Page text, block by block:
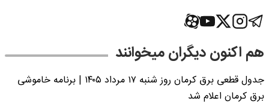
هم اکنون دیگران میخوانند
جدول قطعی برق کرمان روز شنبه ۱۷ مرداد ۱۴۰۵ | برنامه خاموشی
برق کرمان اعلام شد